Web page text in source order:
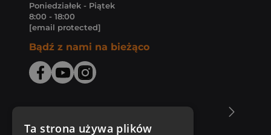
Poniedziałek - Piątek
8:00 - 18:00
[email protected]
Bądź z nami na bieżąco
Ta strona używa plików